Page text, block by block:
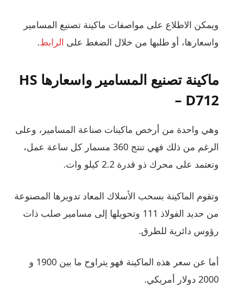
ويمكن الاطلاع على مواصفات ماكينة تصنيع المسامير
واسعارها، أو طلبها من خلال الضغط على الرابط.
ماكينة تصنيع المسامير واسعارها HS
– D712
وهي واحدة من أرخص ماكينات صناعة المسامير، وعلى
الرغم من ذلك فهي تنتج 360 مسمار كل ساعة عمل،
وتعتمد على محرك ذو قدرة 2.2 كيلو وات.
وتقوم الماكينة بسحب الأسلاك المعاد تدويرها المصنوعة
من حديد الفولاذ 111 وتحويلها إلى مسامير صلب ذات
رؤوس دائرية للطرق.
أما عن سعر هذه الماكينة فهو يتراوح ما بين 1900 و
2000 دولار أمريكي.